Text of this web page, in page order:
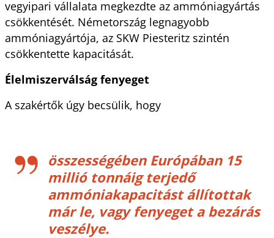
vegyipari vállalata megkezdte az ammóniagyártás
csökkentését. Németország legnagyobb
ammóniagyártója, az SKW Piesteritz szintén
csökkentette kapacitását.
Élelmiszerválság fenyeget
A szakértők úgy becsülik, hogy
összességében Európában 15
millió tonnáig terjedő
ammóniakapacitást állítottak
már le, vagy fenyeget a bezárás
veszélye.